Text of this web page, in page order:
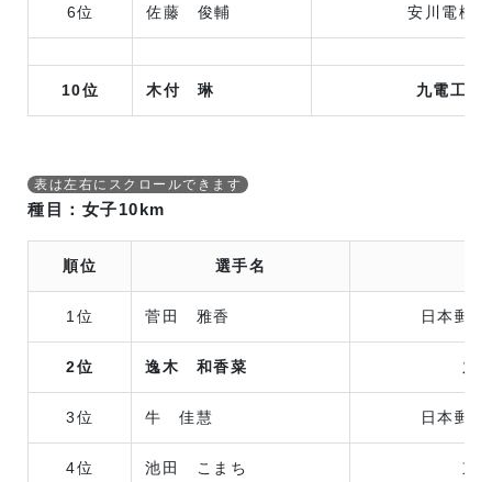
6位 佐藤 俊輔 安川電機
10位 木付 琳 九電工
種目：女子10km
順位 選手名
1位 菅田 雅香 日本郵
2位 逸木 和香菜 九
3位 牛 佳慧 日本郵
4位 池田 こまち 京